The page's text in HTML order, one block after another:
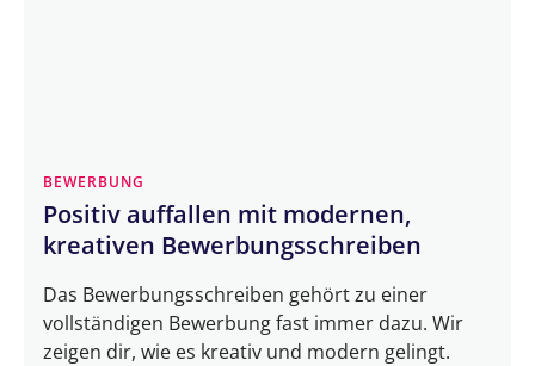
BEWERBUNG
Positiv auffallen mit modernen,
kreativen Bewerbungsschreiben
Das Bewerbungsschreiben gehört zu einer
vollständigen Bewerbung fast immer dazu. Wir
zeigen dir, wie es kreativ und modern gelingt.